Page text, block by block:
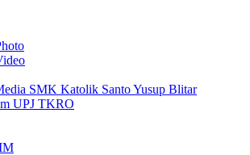
SMK Katolik Santo Yusup Blitar
UPJ TKRO